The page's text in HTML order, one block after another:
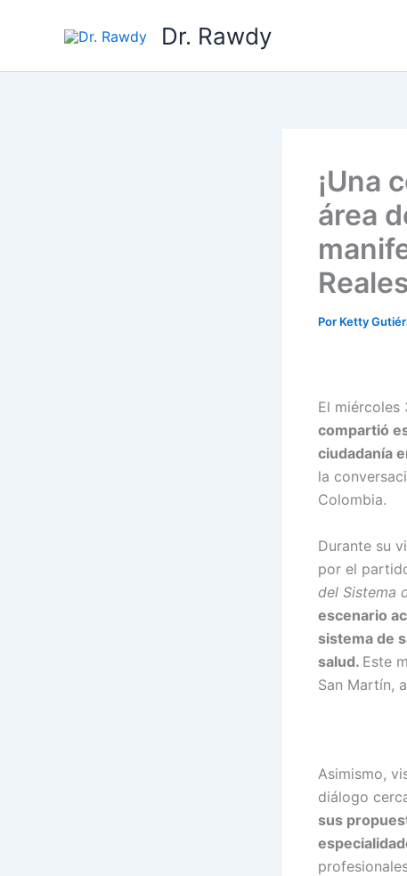
Dr. Rawdy
¡Una
área
Por Ketty
El miércoles
compartió
ciudadanía
la
Colombia.
Durante su
por el
del Sistema
escenario
sistema de
salud. Este
San Martín,
Asimismo,
diálogo
sus